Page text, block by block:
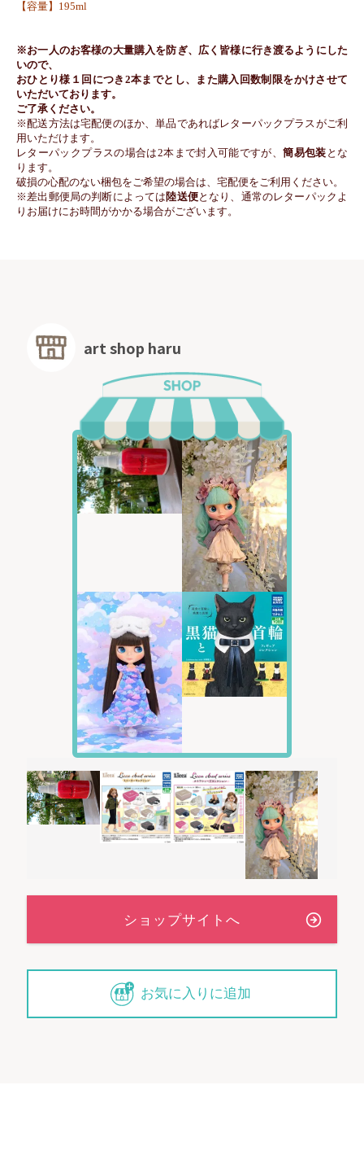
【容量】195ml
※お一人のお客様の大量購入を防ぎ、広く皆様に行き渡るようにした
いので、
おひとり様１回につき2本までとし、また購入回数制限をかけさせて
いただいております。
ご了承ください。
※配送方法は宅配便のほか、単品であればレターパックプラスがご利
用いただけます。
レターパックプラスの場合は2本まで封入可能ですが、簡易包装 とな
ります。
破損の心配のない梱包をご希望の場合は、宅配便をご利用ください。
※差出郵便局の判断によっては 陸送便となり、通常のレターパックよ
りお届けにお時間がかかる場合がございます。
art shop haru
お気に入りに追加